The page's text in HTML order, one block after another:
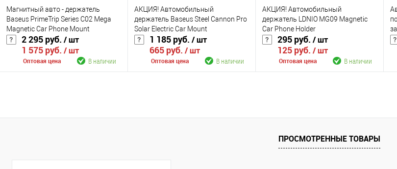
Магнитный авто - держатель
Baseus PrimeTrip Series C02 Mega
Magnetic Car Phone Mount
(C40169002113-00)
2 295 руб. / шт
1 575 руб. / шт
Оптовая цена В наличии
АКЦИЯ! Автомобильный
держатель Baseus Steel Cannon Pro
Solar Electric Car Mount
(SUGP010001) с солнечной батарей
1 185 руб. / шт
665 руб. / шт
Оптовая цена В наличии
АКЦИЯ! Автомобильный
держатель LDNIO MG09 Magnetic
Car Phone Holder
295 руб. / шт
125 руб. / шт
Оптовая цена В наличии
ПРОСМОТРЕННЫЕ ТОВАРЫ